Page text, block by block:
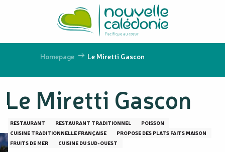
principal
Homepage Le Miretti Gascon
Le Miretti Gascon
RESTAURANT RESTAURANT TRADITIONNEL
POISSON
CUISINE TRADITIONNELLE FRANÇAISE
PROPOSE DES PLATS FAITS MAISON
FRUITS DE MER
CUISINE DU SUD-OUEST